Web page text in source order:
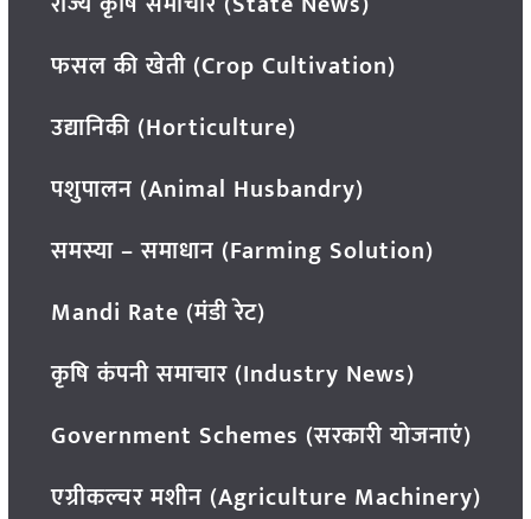
फसल की खेती (Crop Cultivation)
उद्यानिकी (Horticulture)
पशुपालन (Animal Husbandry)
समस्या – समाधान (Farming Solution)
Mandi Rate (मंडी रेट)
कृषि कंपनी समाचार (Industry News)
Government Schemes (सरकारी योजनाएं)
एग्रीकल्चर मशीन (Agriculture Machinery)